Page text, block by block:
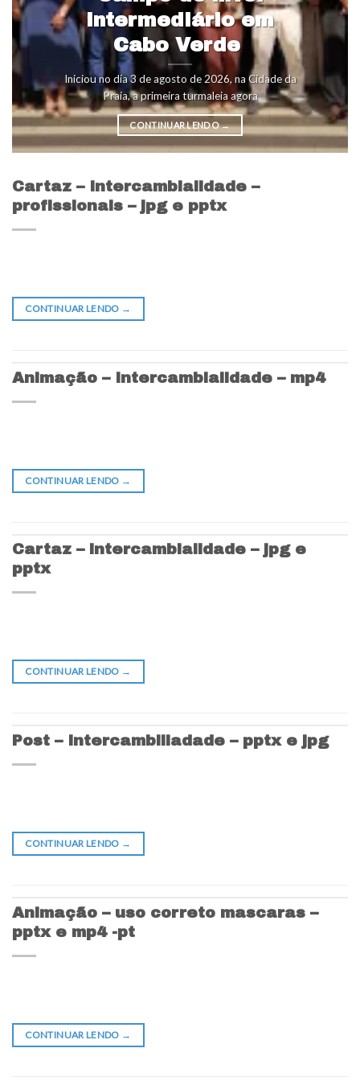
intermediário em
Cabo Verde
Iniciou no dia 3 de agosto de 2026, na Cidade da
Praia, a primeira turmaleia agora
CONTINUAR LENDO→
Cartaz – Intercambialidade –
profissionais – jpg e pptx
CONTINUAR LENDO →
Animação – Intercambialidade – mp4
CONTINUAR LENDO →
Cartaz – intercambialidade – jpg e
pptx
CONTINUAR LENDO →
Post – Intercambiliadade – pptx e jpg
CONTINUAR LENDO →
Animação – uso correto mascaras –
pptx e mp4 -pt
CONTINUAR LENDO →